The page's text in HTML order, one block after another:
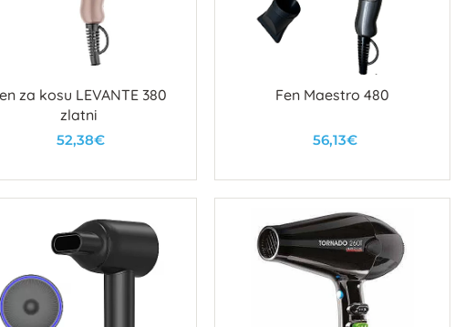
za kosu LEVANTE 380
zlatni
52,38€
Fen Maestro 480
56,13€